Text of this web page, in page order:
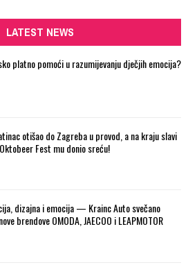
LATEST NEWS
platno pomoći u razumijevanju dječjih emocija?
otišao do Zagreba u provod, a na kraju slavi
Fest mu donio sreću!
dizajna i emocija — Krainc Auto svečano
brendove OMODA, JAECOO i LEAPMOTOR